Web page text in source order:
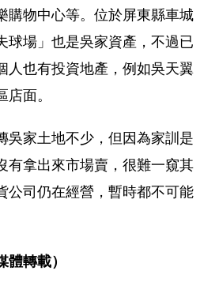
購物中心等。位於屏東縣車城
球場」也是吳家資產，不過已
人也有投資地產，例如吳天翼
面。
吳家土地不少，但因為家訓是
有拿出來市場賣，很難一窺其
公司仍在經營，暫時都不可能
體轉載）